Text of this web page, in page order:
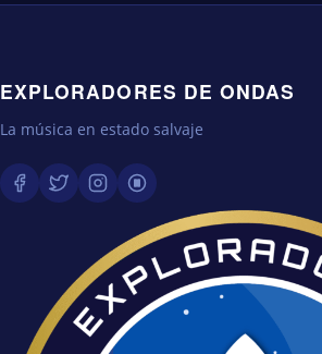
EXPLORADORES DE ONDAS
La música en estado salvaje